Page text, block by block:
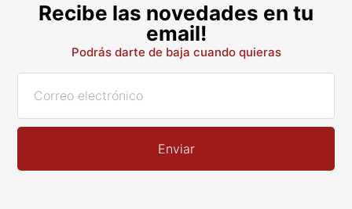
Recibe las novedades en tu
email!
Podrás darte de baja cuando quieras
Enviar